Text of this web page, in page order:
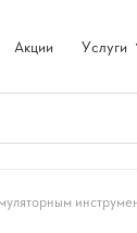
Акции Услуги